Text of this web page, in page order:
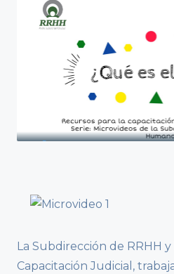
La Subdirección de RRHH
Capacitación Judicial,